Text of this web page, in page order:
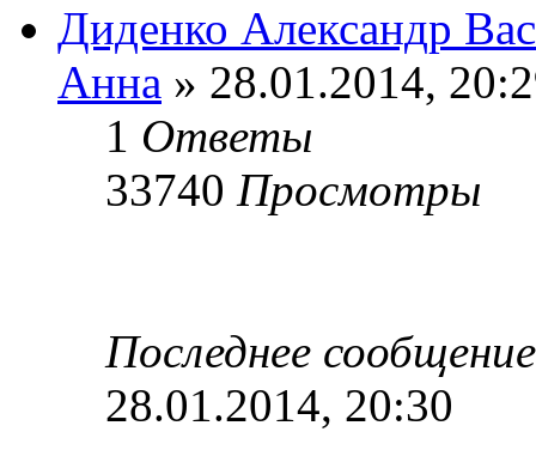
Диденко Александр
Анна » 28.01.2014,
1 Ответы
33740 Просмотры
Последнее
28.01.2014, 20:30